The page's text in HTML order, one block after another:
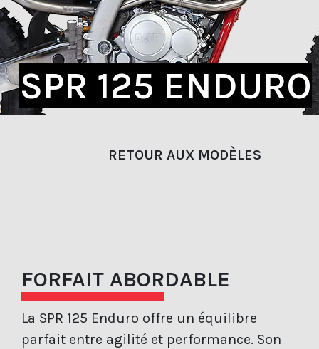
SPR 125 ENDURO
RETOUR AUX MODÈLES
FORFAIT ABORDABLE
La SPR 125 Enduro offre un équilibre
parfait entre agilité et performance. Son